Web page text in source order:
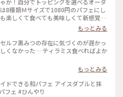
か！自分でトッピングを選べるオーダ
8種類Ｍサイズで1080円のパフェにし
楽しくて食べても美味しくて新感覚だ
パフェ#オーダーメイド#スイーツ#東
もっとみる
ルフ黒みつの存在に気づくのが遅かっ
くなかった… ティラミス食べればよか
もっとみる
ドできる和パフェ アイスダブルと抹
フェ #ひんやり